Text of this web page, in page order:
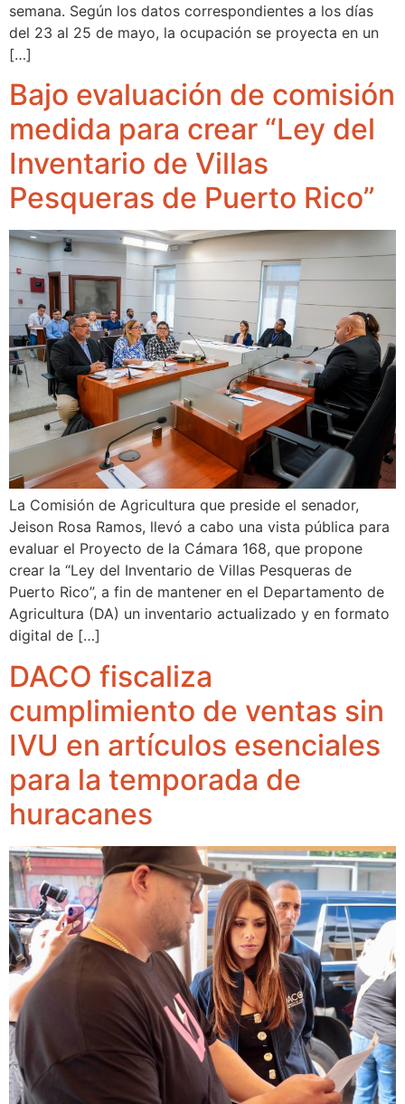
semana. Según los datos correspondientes a los días
del 23 al 25 de mayo, la ocupación se proyecta en un
[…]
Bajo evaluación de comisión
medida para crear “Ley del
Inventario de Villas
Pesqueras de Puerto Rico”
La Comisión de Agricultura que preside el senador,
Jeison Rosa Ramos, llevó a cabo una vista pública para
evaluar el Proyecto de la Cámara 168, que propone
crear la “Ley del Inventario de Villas Pesqueras de
Puerto Rico”, a fin de mantener en el Departamento de
Agricultura (DA) un inventario actualizado y en formato
digital de […]
DACO fiscaliza
cumplimiento de ventas sin
IVU en artículos esenciales
para la temporada de
huracanes